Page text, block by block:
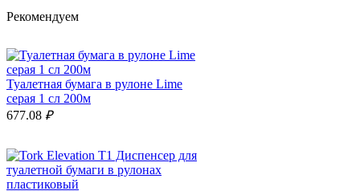
Рекомендуем
Туалетная бумага в рулоне Lime
серая 1 сл 200м
677.08 ₽